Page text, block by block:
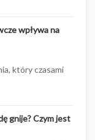
wpływa na
który czasami
gnije? Czym jest